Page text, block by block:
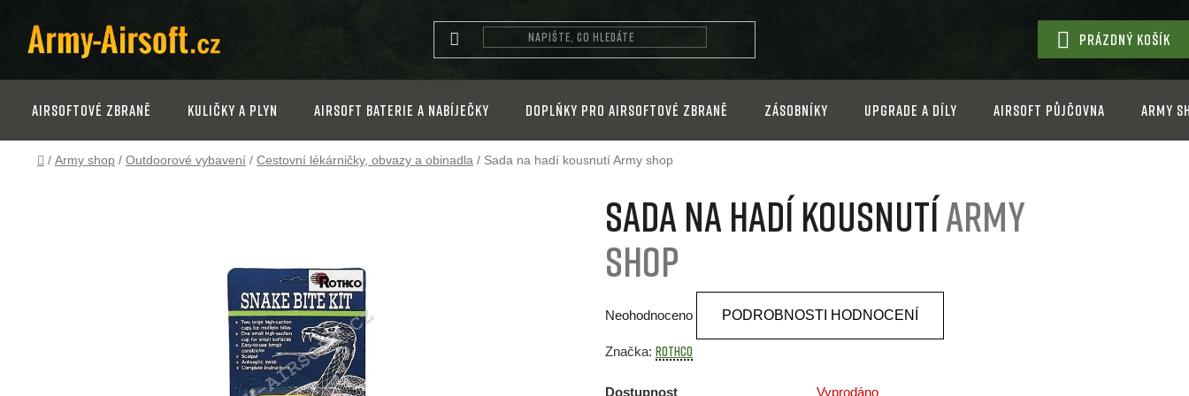
obsah
NÁKUPNÍ
KOŠÍK
PRÁZDNÝ KOŠÍK
Airsoftové zbraně Kuličky a plyn Airsoft baterie a nabíječky Doplňky pro airsoftové zbraně Zásobníky Upgrade a díly Airsoft půjčovna Army
Domů
/ Army shop / Outdoorové vybavení / Cestovní lékárničky, obvazy a obinadla / Sada na hadí kousnutíArmy shop
Sada na hadí kousnutíArmy
shop
produktu
Neohodnoceno PODROBNOSTI HODNOCENÍ
Značka: ROTHCO
Dostupnost
Vyprodáno